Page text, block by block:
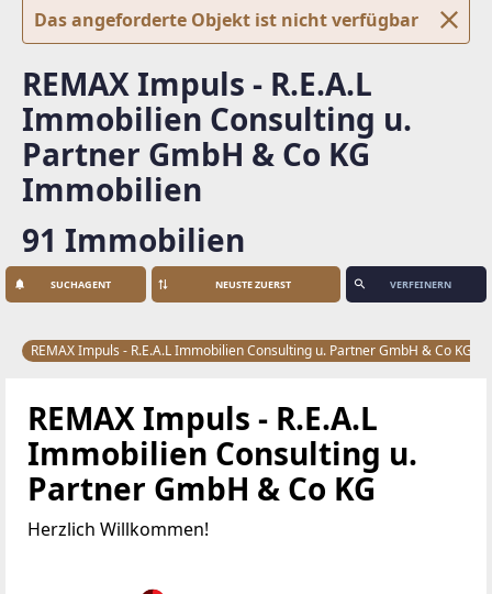
Das angeforderte Objekt ist nicht verfügbar
REMAX Impuls - R.E.A.L
Immobilien Consulting u.
Partner GmbH & Co KG
Immobilien
91 Immobilien
SUCHAGENT VERFEINERN
REMAX Impuls - R.E.A.L Immobilien Consulting u. Partner GmbH & Co KG
REMAX Impuls - R.E.A.L
Immobilien Consulting u.
Partner GmbH & Co KG
Herzlich Willkommen!